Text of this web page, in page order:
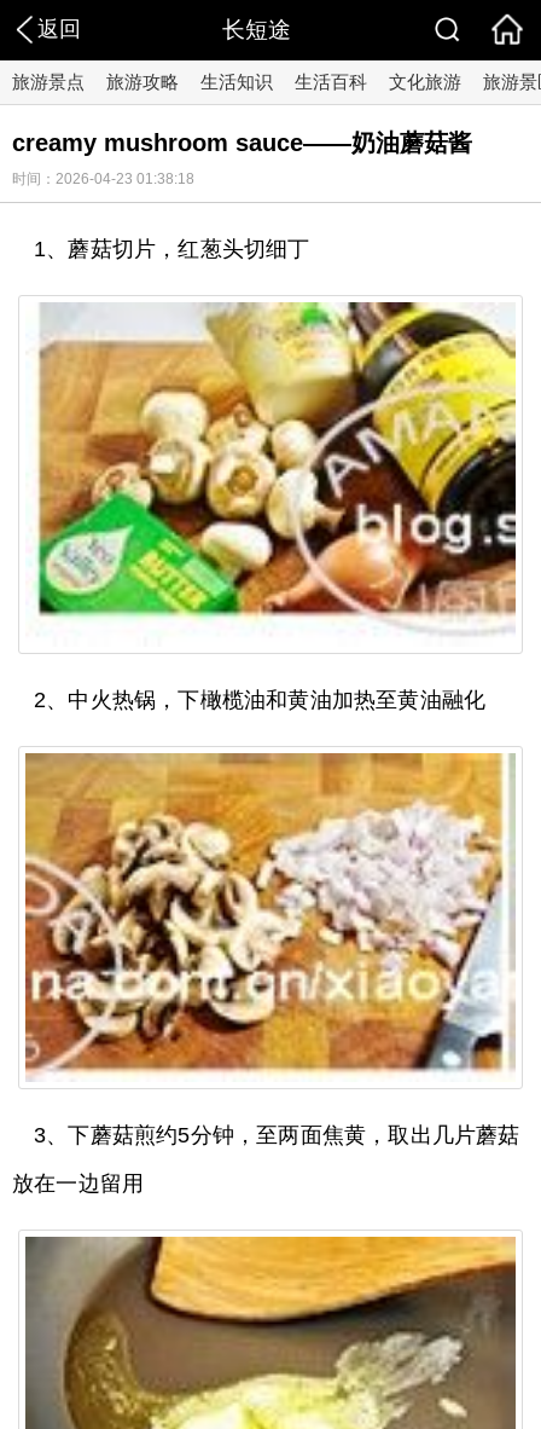
返回 长短途
旅游景点 旅游攻略 生活知识 生活百科 文化旅游 旅游景
creamy mushroom sauce——奶油蘑菇酱
时间：2026-04-23 01:38:18
1、蘑菇切片，红葱头切细丁
2、中火热锅，下橄榄油和黄油加热至黄油融化
3、下蘑菇煎约5分钟，至两面焦黄，取出几片蘑菇
放在一边留用